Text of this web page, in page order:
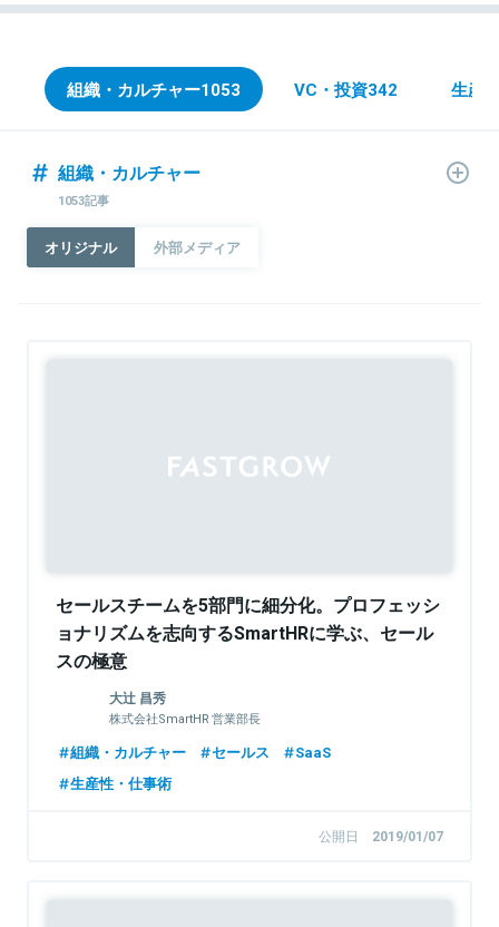
組織・カルチャー1053 VC・投資342 生産
組織・カルチャー
1053記事
オリジナル 外部メディア
セールスチームを5部門に細分化。プロフェッシ
ョナリズムを志向するSmartHRに学ぶ、セール
スの極意
大辻 昌秀
株式会社SmartHR 営業部長
組織・カルチャー セールス
SaaS
生産性・仕事術
公開日 2019/01/07